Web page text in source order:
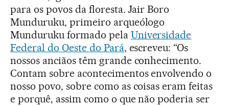
para os povos da floresta. Jair Boro
Munduruku, primeiro arqueólogo
Munduruku formado pela Universidade
Federal do Oeste do Pará, escreveu: “Os
nossos anciãos têm grande conhecimento.
Contam sobre acontecimentos envolvendo o
nosso povo, sobre como as coisas eram feitas
e porquê, assim como o que não poderia ser